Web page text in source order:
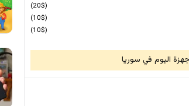
(20$)
(10$)
(10$)
اليوم في سوريا